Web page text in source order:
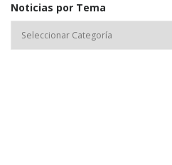
Noticias por Tema